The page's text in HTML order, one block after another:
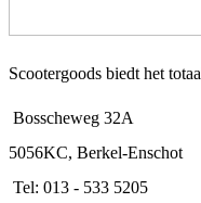
Scootergoods biedt het
Bosscheweg 32A
5056KC, Berkel-Enschot
Tel: 013 - 533 5205